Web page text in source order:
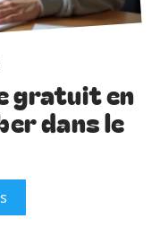
gratuit en
dans le